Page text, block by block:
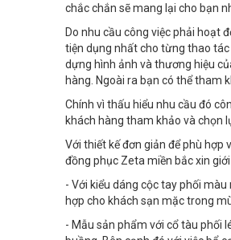
chắc chắn sẽ mang lại cho bạn
Do nhu cầu công việc phải hoạt
tiện dụng nhất cho từng thao
dựng hình ảnh và thương hiệu
hàng. Ngoài ra bạn có thể tham
Chính vì thấu hiểu nhu cầu đó
khách hàng tham khảo và chọn
Với thiết kế đơn giản để phù hợp
đồng phục Zeta miền bắc xin
- Với kiểu dáng cộc tay phối
hợp cho khách sạn mặc trong
- Mẫu sản phẩm với cổ tàu phối